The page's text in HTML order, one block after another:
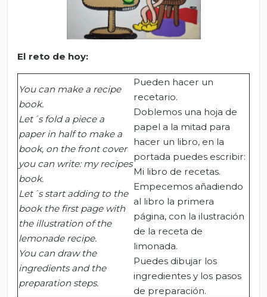
El reto de hoy:
You can make a recipe
book.
Let´s fold a piece a
paper in half to make a
book, on the front cover
you can write: my recipes
book.
Let´s start adding to the
book the first page with
the illustration of the
lemonade recipe.
You can draw the
ingredients and the
preparation steps.
Pueden hacer un
recetario.
Doblemos una hoja de
papel a la mitad para
hacer un libro, en la
portada puedes escribir:
Mi libro de recetas.
Empecemos añadiendo
al libro la primera
página, con la ilustración
de la receta de
limonada.
Puedes dibujar los
ingredientes y los pasos
de preparación.